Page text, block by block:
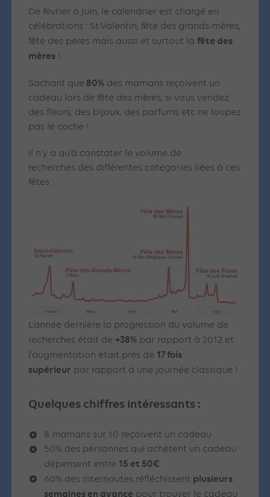
De février à juin, le calendrier est chargé en
célébrations : St-Valentin, fête des grands-mères,
fête des pères mais aussi et surtout lafête des
mères !
Sachant que 80% des mamans reçoivent un
cadeau lors de fête des mères, si vous vendez
des fleurs, des bijoux, des parfums etc ne loupez
pas le coche !
Il n’y a qu’à constater le volume de
recherches des différentes catégories liées à ces
fêtes :
L’année dernière la progression du volume de
recherches était de +38% par rapport à 2012 et
l’augmentation était près de 17 fois
supérieur par rapport à une journée classique !
Quelques chiffres intéressants :
8 mamans sur 10 reçoivent un cadeau
50% des personnes qui achètent un cadeau
dépensent entre 15 et 50€
60% des internautes réfléchissent plusieurs
semaines en avance pour trouver le cadeau